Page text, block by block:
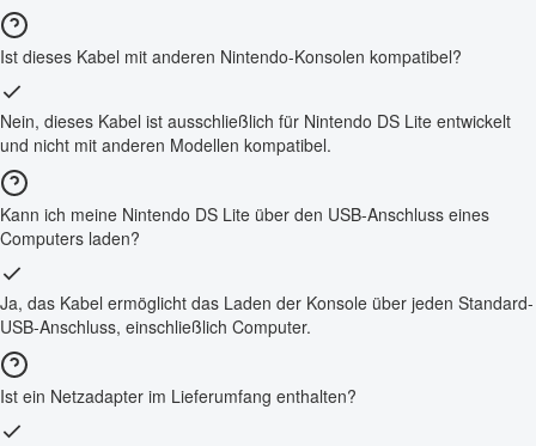
Ist dieses Kabel mit anderen Nintendo-Konsolen kompatibel?
Nein, dieses Kabel ist ausschließlich für Nintendo DS Lite entwickelt
und nicht mit anderen Modellen kompatibel.
Kann ich meine Nintendo DS Lite über den USB-Anschluss eines
Computers laden?
Ja, das Kabel ermöglicht das Laden der Konsole über jeden Standard-
USB-Anschluss, einschließlich Computer.
Ist ein Netzadapter im Lieferumfang enthalten?